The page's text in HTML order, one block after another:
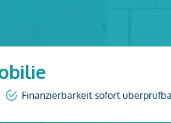
Finanzierbarkeit sofort